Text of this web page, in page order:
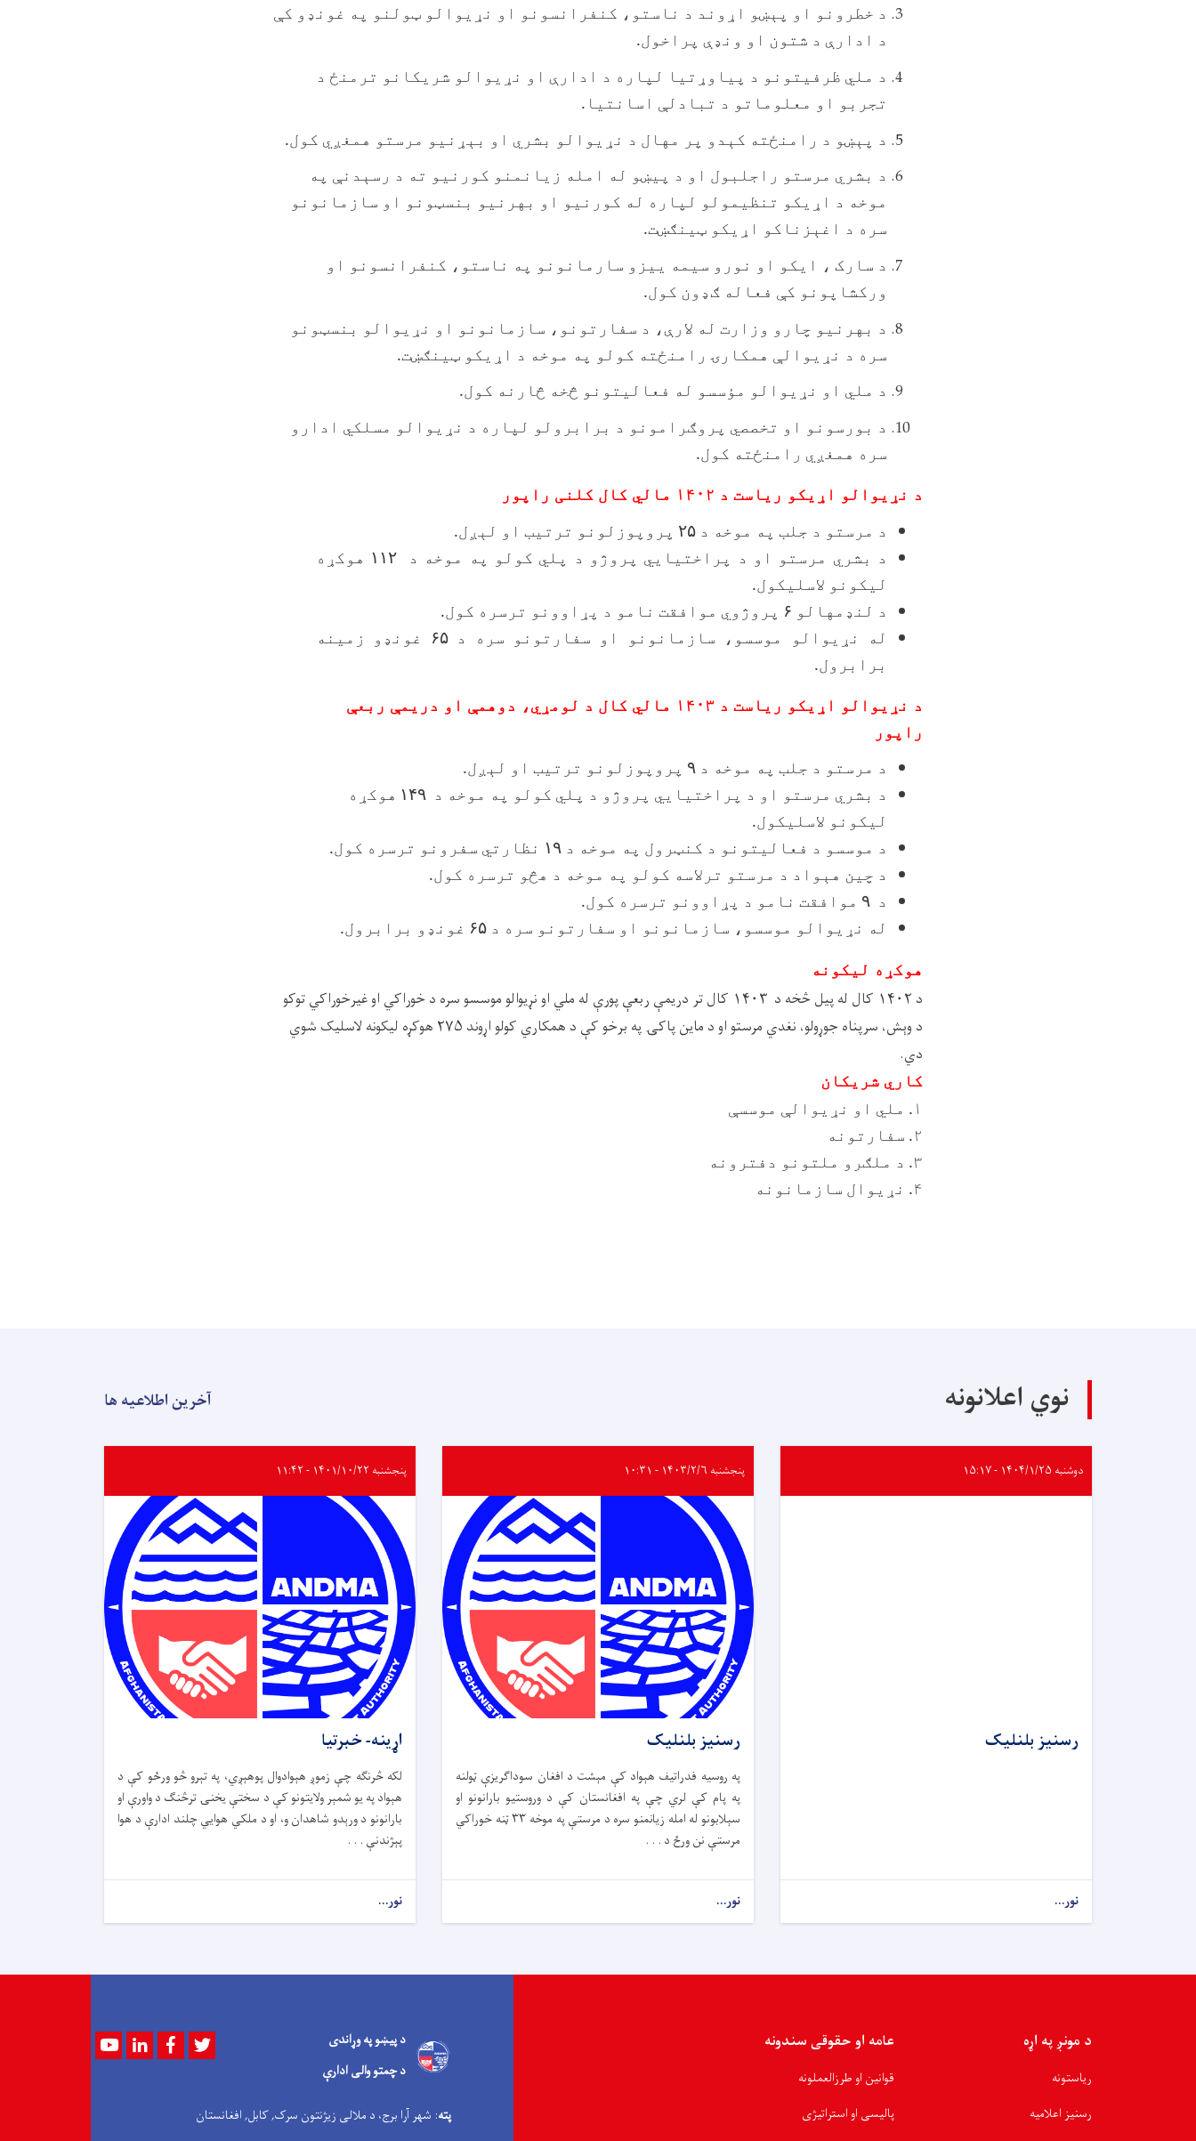
د خطرونو او پېښو اړوند د ناستو، کنفرانسونو او نړیوالو ټولنو په غونډو کې
د ادارې د شتون او ونډې پراخول.
د ملي ظرفیتونو د پیاوړتیا لپاره د ادارې او نړیوالو شریکانو ترمنځ د
تجربو او معلوماتو د تبادلې اسانتیا.
د پېښو د رامنځته کېدو پر مهال د نړیوالو بشري او بېړنیو مرستو همغږي کول.
د بشري مرستو راجلبول او د پيښو له امله زیانمنو کورنیو ته د رسېدنې په
موخه د اړیکو تنظیمولو لپاره له کورنیو او بهرنیو بنسټونو او سازمانونو
سره د اغېزناکو اړیکو ټینګښت.
د سارک ، ایکو او نورو سیمه ییزو سارمانونو په ناستو، کنفرانسونو او
ورکشاپونو کې فعاله ګډون کول.
د بهرنیو چارو وزارت له لارې، د سفارتونو، سازمانونو او نړيوالو بنسټونو
سره د نړیوالې همکارۍ رامنځته کولو په موخه د اړیکو ټينګښت.
د ملي او نړیوالو مؤسسو له فعالیتونو څخه څارنه کول.
د بورسونو او تخصصي پروګرامونو د برابرولو لپاره د نړیوالو مسلکي ادارو
سره همغږي رامنځته کول.
د نړیوالو اړیکو ریاست د ۱۴۰۲ مالي کال کلنی راپور
د مرستو د جلب په موخه د ۲۵ پروپوزلونو ترتیب او لېږل.
د بشري مرستو او د پراختیایي پروژو د پلي کولو په موخه د ۱۱۲ هوکړه
لیکونو لاسلیکول.
د لنډمهالو ۶ پروژوي موافقت نامو د پړاوونو ترسره کول.
له نړیوالو موسسو، سازمانونو او سفارتونو سره د۶۵
غونډو زمینه
برابرول.
د نړیوالو اړیکو ریاست د ۱۴۰۳ مالي کال د لومړي، دوهمې او دریمې ربعې
راپور
د مرستو د جلب په موخه د ۹ پروپوزلونو ترتیب او لېږل.
د بشري مرستو او د پراختیایي پروژو د پلي کولو په موخه د ۱۴۹ هوکړه
لیکونو لاسلیکول.
د موسسو د فعالیتونو د کنټرول په موخه د ۱۹ نظارتي سفرونو ترسره کول.
د چین هېواد د مرستو ترلاسه کولو په موخه د هڅو ترسره کول.
د ۹ موافقت نامو د پړاوونو ترسره کول.
له نړیوالو موسسو، سازمانونو او سفارتونو سره د ۶۵ غونډو برابرول.
هوکړه لیکونه
د ۱۴۰۲ کال له پیل څخه د ۱۴۰۳ کال تر دریمې ربعې پورې له ملي او نړیوالو موسسو سره د خوراکي او غیرخوراکي توکو
د وېش، سرپناه جوړولو، نغدي مرستو او د ماین پاکۍ په برخو کې د همکاري کولو اړوند ۲۷۵ هوکړه لیکونه لاسلیک شوي
دي.
کاري شریکان
۱. ملي او نړیوالې موسسې
۲. سفارتونه
۳. د ملګرو ملتونو دفترونه
۴. نړیوال سازمانونه
نوي اعلانونه آخرین اطلاعیه ها
دوشنبه ۱۴۰۴/۱/۲۵ - ۱۵:۱۷
رسنیز بلنلیک
نور...
پنجشنبه ۱۴۰۳/۲/۶ - ۱۰:۳۱
رسنیز بلنلیک
په روسیه فدراتیف هېواد کې مېشت د افغان سوداګریزې ټولنه
په پام کې لري چې په افغانستان کې د وروستیو بارانونو او
سېلابونو له امله زیانمنو سره د مرستې په موخه ۳۳ ټنه خوراکي
مرستې نن ورځ د . . .
نور...
پنجشنبه ۱۴۰۱/۱۰/۲۲ - ۱۱:۴۲
اړینه- خبرتیا
لکه څرنګه چې زموږ هېوادوال پوهېږي، په تېرو څو ورځو کې د
هېواد په یو شمېر ولایتونو کې د سختې یخنۍ ترڅنګ د واورې او
بارانونو د ورېدو شاهدان و، او د ملکي هوايي چلند ادارې د هوا
پېژندنې . . .
نور...
د مونږ په اړه
ریاستونه
رسنیز اعلامیه
عامه او حقوقی سندونه
قوانین او طرزالعملونه
پالیسی او استراتیژی
د پیښو په وړاندی
د چمتو والی ادارې
YoutubeLinkedInFacebook
پته: شهر آرا برج، د ملالی زیژنتون سرک, کابل, افغانستان